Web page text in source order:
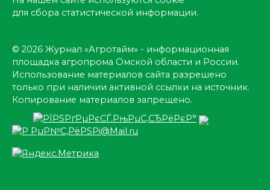
для сбора статистической информации.
© 2026 Журнал «Агротайм» - информационная
площадка агропрома Омской области и России.
Использование материалов сайта разрешено
только при наличии активной ссылки на источник.
Копирование материалов запрещено.